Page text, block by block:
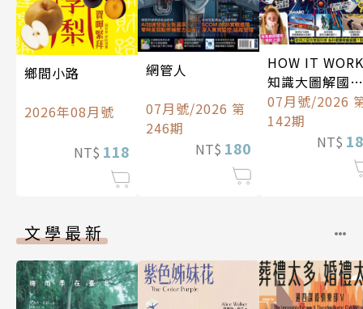
鄉間小路
2026年08月號
NT$ 118
網管人
07月號/2026 第
246期
NT$ 180
HOW IT
知識大圖解國際
中文版
07月號/2026
142期
NT$
文學最新